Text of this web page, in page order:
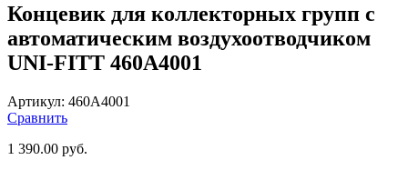
Концевик для коллекторных групп с
автоматическим воздухоотводчиком
UNI-FITT 460A4001
Артикул: 460A4001
Сравнить
1 390.00 руб.